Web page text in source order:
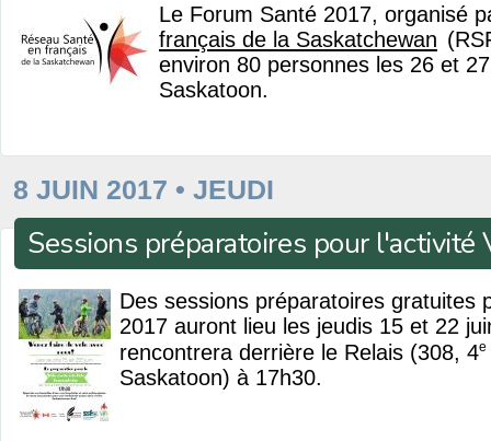
Le Forum Santé 2017, organisé
français de la Saskatchewan
environ 80 personnes les 26 et
Saskatoon.
8 JUIN 2017 • JEUDI
Sessions préparatoires pour
Des sessions préparatoires gratuites
2017 auront lieu les jeudis 15 et 22
rencontrera derrière le Relais (308, 4e
Saskatoon) à 17h30.